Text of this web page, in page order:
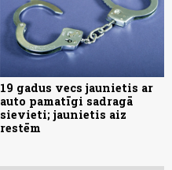
19 gadus vecs jaunietis ar
auto pamatīgi sadragā
sievieti; jaunietis aiz
restēm